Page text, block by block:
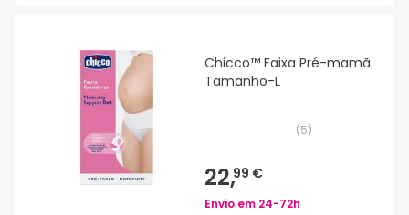
Chicco™ Faixa Pré-mamã
Tamanho-L
(5)
22,99 €
Envio em 24-72h